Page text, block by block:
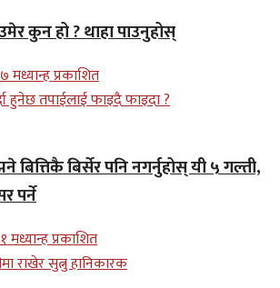
कुन हो ? थाहा पाउनुहोस्
प्रकाशित
बित्तिकै बिर्सेर पनि नगर्नुहोस् यी ५ गल्ती,
पर्ने
प्रकाशित